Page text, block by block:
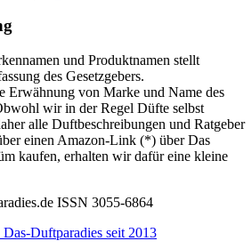
und Produktnamen stellt
des Gesetzgebers.
Erwähnung von Marke und Name des
wir in der Regel Düfte selbst
alle Duftbeschreibungen und Ratgeber
einen Amazon-Link (*) über Das
kaufen, erhalten wir dafür eine kleine
ISSN 3055-6864
Duftparadies seit 2013